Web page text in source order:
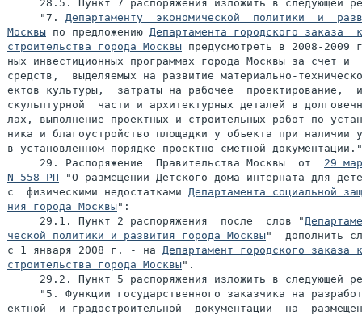
28.5. Пункт 7 распоряжения изложить в следующей
     "7.
Департаменту  экономической  политики  и
Москвы по предложению Департамента городского заказа
строительства города Москвы предусмотреть в 2008-2009
ных инвестиционных программах города Москвы за счет и
средств,  выделяемых на развитие материально-
ектов культуры,  затраты на рабочее  проектирование,
скульптурной  части и архитектурных деталей в
лах, выполнение проектных и строительных работ по
ника и благоустройство площадки у объекта при наличии
в установленном порядке проектно-сметной
     29. Распоряжение  Правительства Москвы  от
29
N 558-РП "О размещении Детского дома-интерната для
с  физическими недостатками Департамента социальной
ния города Москвы":
     29.1. Пункт 2 распоряжения  после  слов "
ческой политики и развития города Москвы"  дополнить
с 1 января 2008 г. - на Департамент городского заказа
строительства города Москвы".
29.2. Пункт 5 распоряжения изложить в следующей
"5. Функции государственного заказчика на
ектной  и градостроительной  документации  на